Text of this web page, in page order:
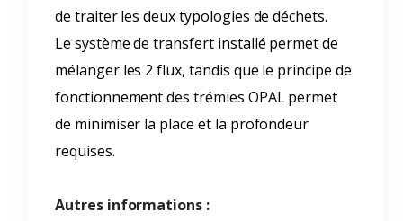
de traiter les deux typologies de déchets.
Le système de transfert installé permet de
mélanger les 2 flux, tandis que le principe de
fonctionnement des trémies OPAL permet
de minimiser la place et la profondeur
requises.
Autres informations :